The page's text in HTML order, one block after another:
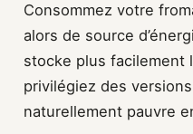
Consommez votre
alors de source
stocke plus facilement
privilégiez des
naturellement pauvre